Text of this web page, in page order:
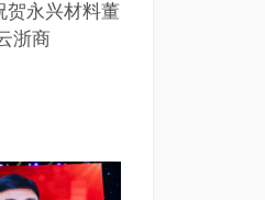
贺永兴材料董
浙商